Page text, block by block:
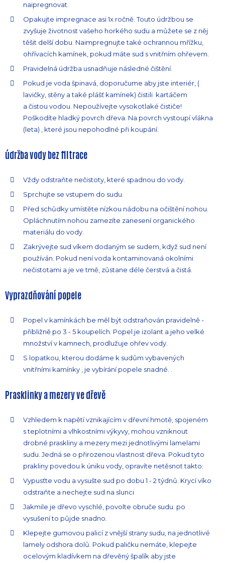
naipregnovat.
Opakujte impregnace asi 1x ročně. Touto údržbou se
zvyšuje životnost vašeho horkého sudu a můžete se z něj
těšit delší dobu. Naimpregnujte také ochrannou mřížku,
ohřívacích kamínek, pokud máte sud s vnitřním ohřevem.
Pravidelná údržba usnadňuje následné čištění.
Pokud je voda špinavá, doporučume aby jste interiér, (
lavičky, stěny a také plášť kamínek) čistili kartáčem
a čistou vodou. Nepoužívejte vysokotlaké čističe!
Poškodíte hladký povrch dřeva. Na povrch vystoupí vlákna
(leta) , které jsou nepohodlné při koupání.
údržba vody bez filtrace
Vždy odstraňte nečistoty, které spadnou do vody.
Sprchujte se vstupem do sudu.
Před schůdky umístěte nízkou nádobu na očištění nohou.
Opláchnutím nohou zamezíte zanesení organického
materiálu do vody.
Zakrývejte sud víkem dodaným se sudem, když sud není
používán. Pokud není voda kontaminovaná okolními
nečistotami a je ve tmě, zůstane déle čerstvá a čistá.
Vyprazdňování popele
Popel v kamínkách be měl být odstraňován pravidelně -
přibližně po 3 - 5 koupelích. Popel je izolant a jeho velké
množství v kamnech, prodlužuje ohřev vody.
S lopatkou, kterou dodáme k sudům vybavených
vnitřními kamínky , je vybírání popele snadné. .
Prasklinky a mezery ve dřevě
Vzhledem k napětí vznikajícím v dřevní hmotě, spojeném
s teplotními a vlhkostními výkyvy, mohou vzniknout
drobné praskliny a mezery mezi jednotlivými lamelami
sudu. Jedná se o přirozenou vlastnost dřeva. Pokud tyto
prakliny povedou k úniku vody, opravíte netěsnot takto:
Vypusťte vodu a vysušte sud po dobu 1 - 2 týdnů. Krycí víko
odstraňte a nechejte sud na slunci
Jakmile je dřevo vyschlé, povolte obruče sudu. po
vysušení to půjde snadno.
Klepejte gumovou palicí z vnější strany sudu, na jednotlivé
lamely odshora dolů. Pokud paličku nemáte, klepejte
ocelovým kladívkem na dřevěný špalík aby jste